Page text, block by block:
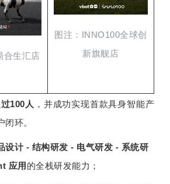
合生汇店
图注：INNO100全球创
新旗舰店
100人 ，并成功实现首款具身智能产
闭环。
设计 - 结构研发 - 电气研发 - 系统研
应用 的全栈研发能力；